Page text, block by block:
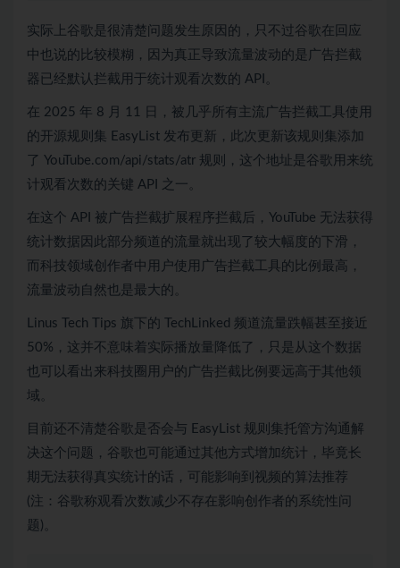
实际上谷歌是很清楚问题发生原因的，只不过谷歌在回应
中也说的比较模糊，因为真正导致流量波动的是广告拦截
器已经默认拦截用于统计观看次数的 API。
在 2025 年 8 月 11 日，被几乎所有主流广告拦截工具使用
的开源规则集 EasyList 发布更新，此次更新该规则集添加
了 YouTube.com/api/stats/atr 规则，这个地址是谷歌用来统
计观看次数的关键 API 之一。
在这个 API 被广告拦截扩展程序拦截后，YouTube 无法获得
统计数据因此部分频道的流量就出现了较大幅度的下滑，
而科技领域创作者中用户使用广告拦截工具的比例最高，
流量波动自然也是最大的。
Linus Tech Tips 旗下的 TechLinked 频道流量跌幅甚至接近
50%，这并不意味着实际播放量降低了，只是从这个数据
也可以看出来科技圈用户的广告拦截比例要远高于其他领
域。
目前还不清楚谷歌是否会与 EasyList 规则集托管方沟通解
决这个问题，谷歌也可能通过其他方式增加统计，毕竟长
期无法获得真实统计的话，可能影响到视频的算法推荐
(注：谷歌称观看次数减少不存在影响创作者的系统性问
题)。